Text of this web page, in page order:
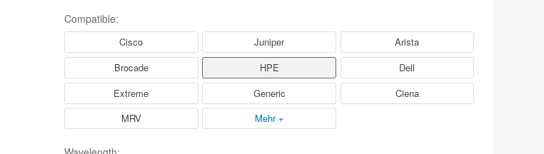
Compatible:
Cisco Juniper
Arista
Brocade
HPE
Dell
Extreme
Generic
Ciena
MRV
Mehr +